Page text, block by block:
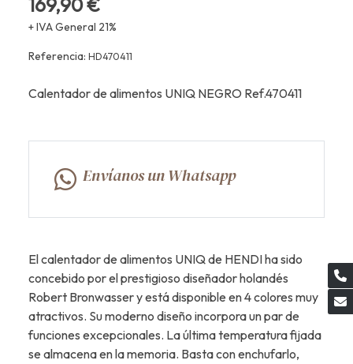
169,90 €
+ IVA General 21%
Referencia: HD470411
Calentador de alimentos UNIQ NEGRO Ref.470411
Envíanos un Whatsapp
El calentador de alimentos UNIQ de HENDI ha sido
concebido por el prestigioso diseñador holandés
Robert Bronwasser y está disponible en 4 colores muy
atractivos. Su moderno diseño incorpora un par de
funciones excepcionales. La última temperatura fijada
se almacena en la memoria. Basta con enchufarlo,